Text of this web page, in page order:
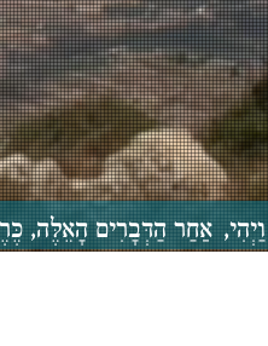
וַיְהִי, אַחַר הַדְּבָרִים